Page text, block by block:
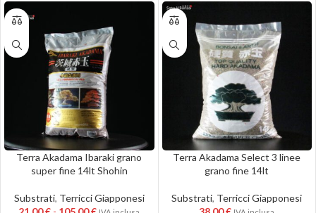
Terra Akadama Ibaraki grano
super fine 14lt Shohin
Substrati, Terricci Giapponesi
Terra Akadama Select 3 linee
grano fine 14lt
Substrati, Terricci Giapponesi